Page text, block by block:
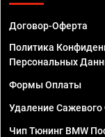
Договор-Оферта
Политика
Персональных
Формы Оплаты
Удаление Сажевого
Чип Тюнинг BMW